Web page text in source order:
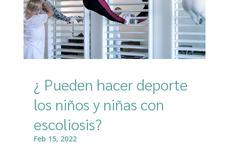
¿ Pueden hacer deporte
los niños y niñas con
escoliosis?
Feb 15, 2022